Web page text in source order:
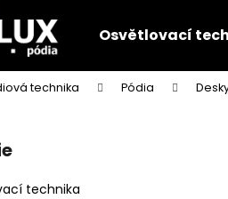
Osvětlovací
technika Pódia
technika